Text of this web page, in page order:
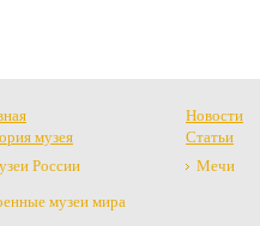
музея
России
музеи мира
Новости
Статьи
Мечи